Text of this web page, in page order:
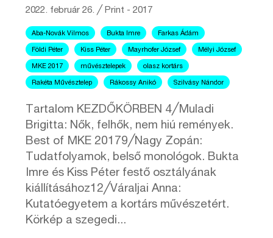
2022. február 26. ╱ Print - 2017
Aba-Novák Vilmos Bukta Imre Farkas Ádám
Földi Péter Kiss Péter Mayrhofer József Mélyi József
MKE 2017 művésztelepek olasz kortárs
Rakéta Művésztelep Rákossy Anikó Szilvásy Nándor
Tartalom KEZDŐKÖRBEN 4╱Muladi
Brigitta: Nők, felhők, nem hiú remények.
Best of MKE 20179╱Nagy Zopán:
Tudatfolyamok, belső monológok. Bukta
Imre és Kiss Péter festő osztályának
kiállításához12╱Váraljai Anna:
Kutatóegyetem a kortárs művészetért.
Körkép a szegedi...